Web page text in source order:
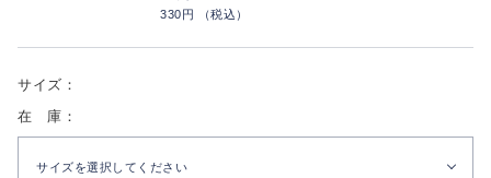
330円 （税込）
サイズ：
在 庫：
サイズを選択してください